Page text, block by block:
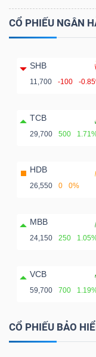
CỔ PHIẾU NGÂN
SHB
11,700 -100 -
TCB
29,700 500
HDB
26,550 0 0%
MBB
24,150 250
VCB
59,700 700
CỔ PHIẾU BẢO